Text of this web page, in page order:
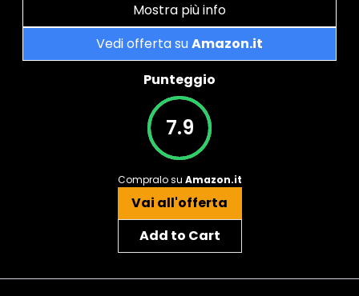
Mostra più info
Vedi offerta suAmazon.it
Punteggio
7.9
Compralo su Amazon.it
Vai all'offerta
Add to Cart